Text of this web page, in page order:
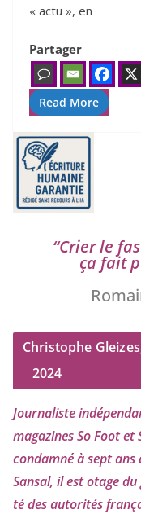
« actu », en
Partager
Read More
“Crier le
ça fait
Christophe
2024
Journaliste
maga­zines So Foot et
condam­né à sept ans
Sansal, il est otage
té des auto­ri­tés